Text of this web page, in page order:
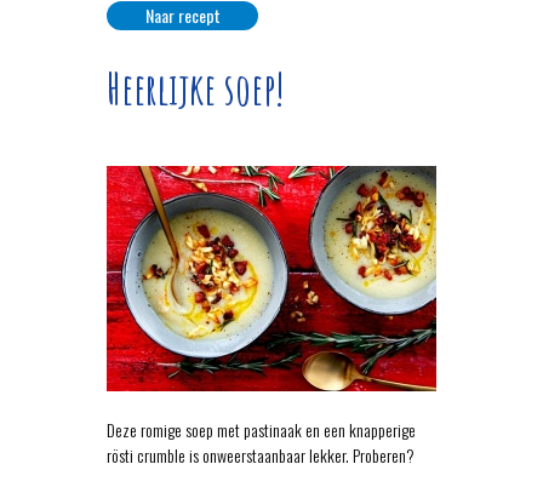
Naar recept
Heerlijke soep!
Deze romige soep met pastinaak en een knapperige
rösti crumble is onweerstaanbaar lekker. Proberen?